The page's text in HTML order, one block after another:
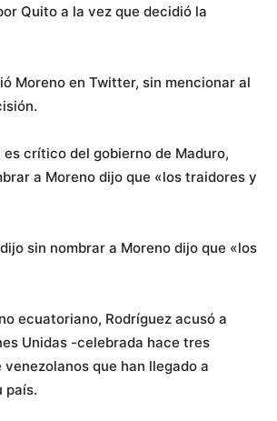
Quito a la vez que decidió la
Moreno en Twitter, sin mencionar al
crítico del gobierno de Maduro,
a Moreno dijo que «los traidores y
sin nombrar a Moreno dijo que «los
ecuatoriano, Rodríguez acusó a
Unidas -celebrada hace tres
que han llegado a
país.